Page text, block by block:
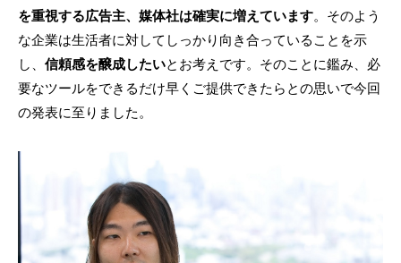
を重視する広告主、媒体社は確実に増えています。そのよう
な企業は生活者に対してしっかり向き合っていることを示
し、 信頼感を醸成したいとお考えです。そのことに鑑み、必
要なツールをできるだけ早くご提供できたらとの思いで今回
の発表に至りました。